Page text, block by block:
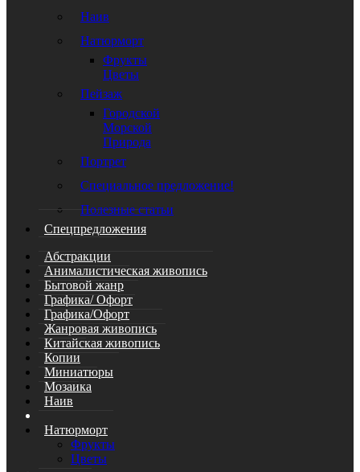
Наив
Натюрморт
Фрукты
Цветы
Пейзаж
Городской
Морской
Природа
Портрет
Специальное предложение!
Полезные статьи
Спецпредложения
Абстракции
Анималистическая живопись
Бытовой жанр
Графика/ Офорт
Графика/Офорт
Жанровая живопись
Китайская живопись
Копии
Миниатюры
Мозаика
Наив
Натюрморт
Фрукты
Цветы